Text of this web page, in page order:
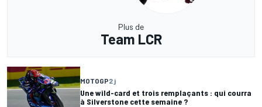
Plus de
Team LCR
MOTOGP2 j
Une wild-card et trois remplaçants : qui courra
à Silverstone cette semaine ?